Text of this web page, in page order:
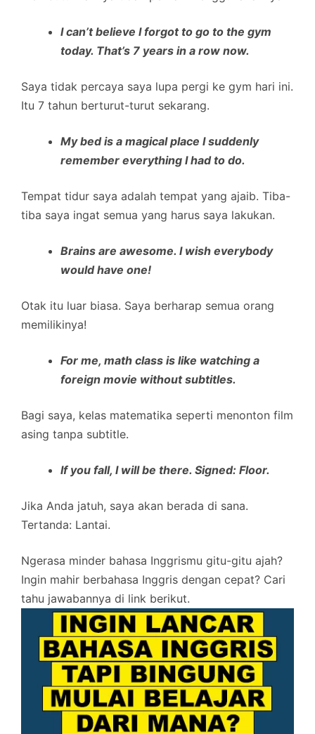
I can’t believe I forgot to go to the gym
today. That’s 7 years in a row now.
Saya tidak percaya saya lupa pergi ke gym hari ini.
Itu 7 tahun berturut-turut sekarang.
My bed is a magical place I suddenly
remember everything I had to do.
Tempat tidur saya adalah tempat yang ajaib. Tiba-
tiba saya ingat semua yang harus saya lakukan.
Brains are awesome. I wish everybody
would have one!
Otak itu luar biasa. Saya berharap semua orang
memilikinya!
For me, math class is like watching a
foreign movie without subtitles.
Bagi saya, kelas matematika seperti menonton film
asing tanpa subtitle.
If you fall, I will be there. Signed: Floor.
Jika Anda jatuh, saya akan berada di sana.
Tertanda: Lantai.
Ngerasa minder bahasa Inggrismu gitu-gitu ajah?
Ingin mahir berbahasa Inggris dengan cepat? Cari
tahu jawabannya di link berikut.